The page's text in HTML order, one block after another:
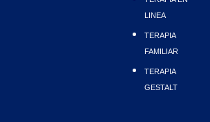
LINEA
TERAPIA
FAMILIAR
TERAPIA
GESTALT